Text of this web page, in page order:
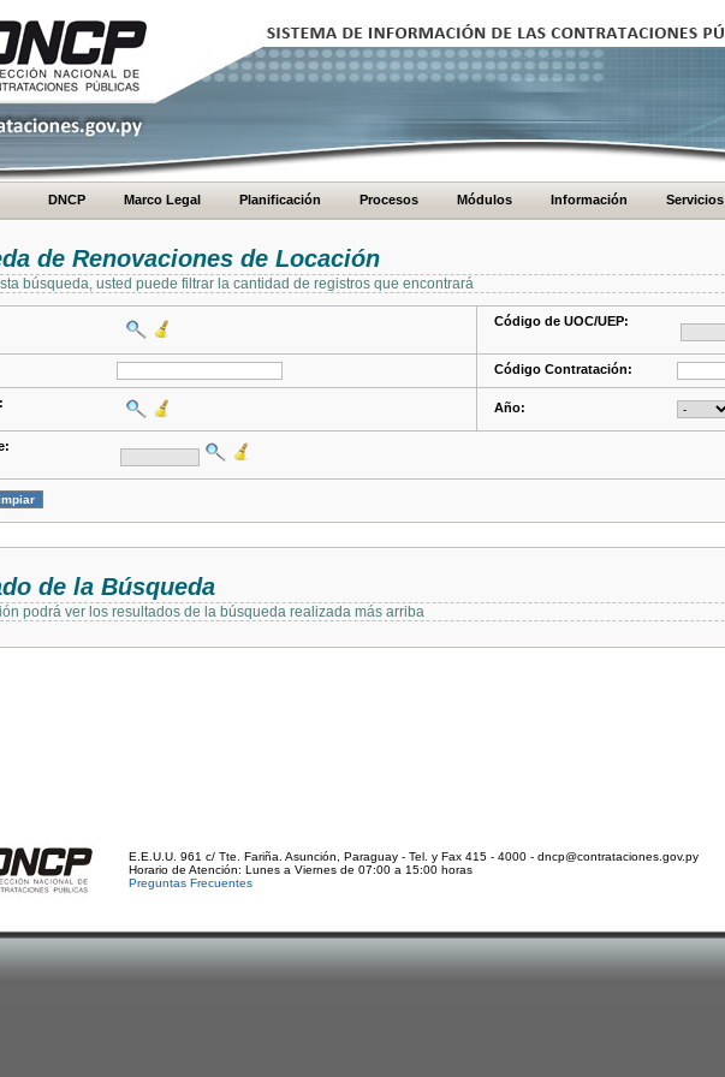
DNCP Marco Legal Planificación Procesos Módulos Información Servicios
de Renovaciones de Locación
búsqueda, usted puede filtrar la cantidad de registros que encontrará
Código de UOC/UEP:
Código Contratación:
Año:
de la Búsqueda
podrá ver los resultados de la búsqueda realizada más arriba
E.E.U.U. 961 c/ Tte. Fariña. Asunción, Paraguay - Tel. y Fax 415 - 4000 - dncp@contrataciones.gov.py
Horario de Atención: Lunes a Viernes de 07:00 a 15:00 horas
Preguntas Frecuentes